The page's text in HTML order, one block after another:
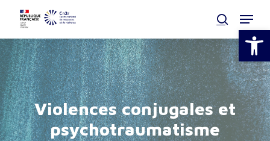
Ouvrir
Skip
main
content
search
Menu
Violences conjugales et
psychotraumatisme